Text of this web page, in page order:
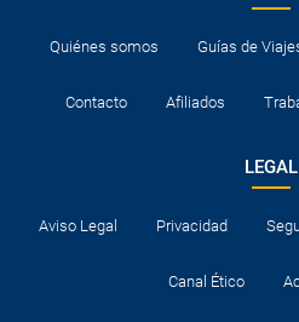
Quiénes somos Guías de
Contacto Afiliados
LEGAL
Aviso Legal Privacidad
Canal Ético